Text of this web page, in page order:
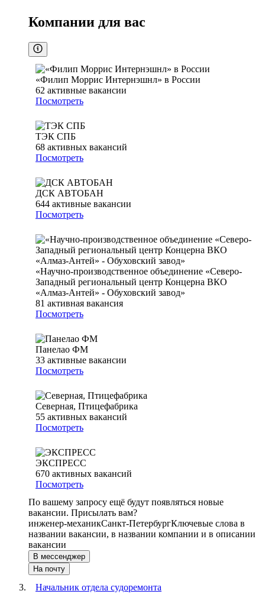
Компании для вас
«Филип Моррис Интернэшнл» в России
62 активные вакансии
Посмотреть
ТЭК СПБ
68 активных вакансий
Посмотреть
ДСК АВТОБАН
644 активные вакансии
Посмотреть
«Научно-производственное объединение «Северо-
Западный региональный центр Концерна ВКО
«Алмаз-Антей» - Обуховский завод»
81 активная вакансия
Посмотреть
Панелао ФМ
33 активные вакансии
Посмотреть
Северная, Птицефабрика
55 активных вакансий
Посмотреть
ЭКСПРЕСС
670 активных вакансий
Посмотреть
По вашему запросу ещё будут появляться новые
вакансии. Присылать вам?
инженер-механикСанкт-ПетербургКлючевые слова в
названии вакансии, в названии компании и в описании
вакансии
В мессенджер
На почту
Начальник отдела судоремонта